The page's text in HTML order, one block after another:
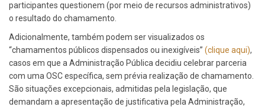
participantes questionem (por meio de recursos administrativos)
o resultado do chamamento.
Adicionalmente, também podem ser visualizados os
“chamamentos públicos dispensados ou inexigíveis” (clique aqui),
casos em que a Administração Pública decidiu celebrar parceria
com uma OSC específica, sem prévia realização de chamamento.
São situações excepcionais, admitidas pela legislação, que
demandam a apresentação de justificativa pela Administração,